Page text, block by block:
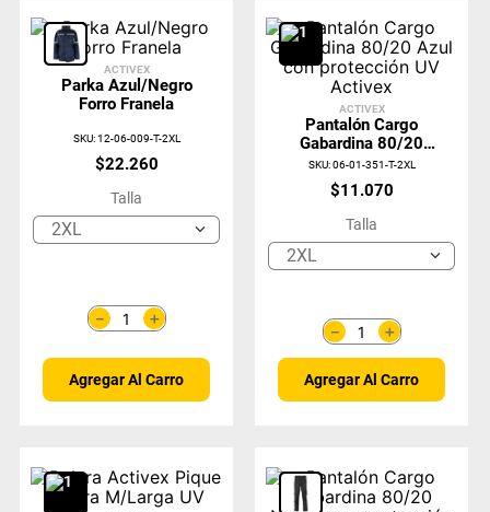
ACTIVEX
Parka Azul/Negro
Forro Franela
SKU:12-06-009-T-2XL
$22.260
Talla
2XL
＋
－
Agregar Al Carro
ACTIVEX
Pantalón Cargo
Gabardina 80/20
Azul Con
Protección UV
Activex
SKU:06-01-351-T-2XL
$11 .070
Talla
2XL
＋
－
Agregar Al Carro